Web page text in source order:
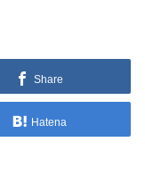
Share
Hatena